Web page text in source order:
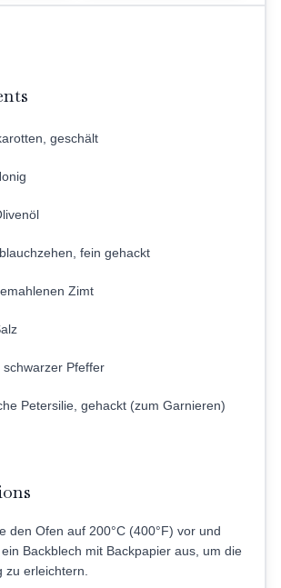
geschält
fein gehackt
Zimt
schwarzer Pfeffer
Petersilie, gehackt (zum Garnieren)
den Ofen auf 200°C (400°F) vor und
Backblech mit Backpapier aus, um die
zu erleichtern.